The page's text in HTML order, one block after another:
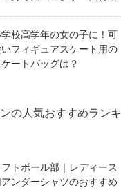
校高学年の女の子に！可
フィギュアスケート用の
ケートバッグは？
の人気おすすめランキ
フトボール部｜レディース
アンダーシャツのおすすめ